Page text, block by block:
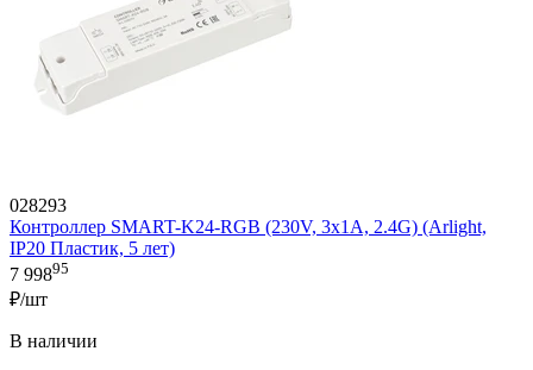
028293
Контроллер SMART-K24-RGB (230V, 3x1A, 2.4G) (Arlight,
IP20 Пластик, 5 лет)
7 99895
₽/шт
В наличии